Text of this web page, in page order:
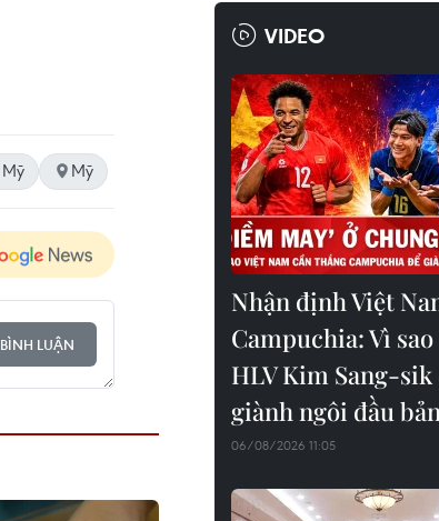
Mỹ
LUẬN
VIDEO
Nhận định Việt
Campuchia: Vì
HLV Kim Sang-sik
giành ngôi đầu
06/08/2026 11:05